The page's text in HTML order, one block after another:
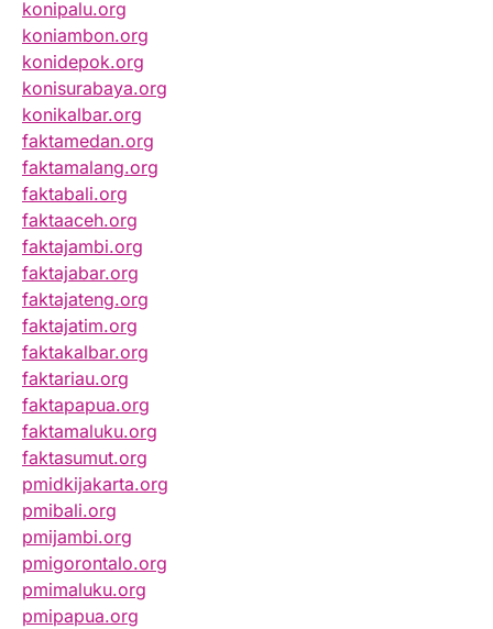
konipalu.org
koniambon.org
konidepok.org
konisurabaya.org
konikalbar.org
faktamedan.org
faktamalang.org
faktabali.org
faktaaceh.org
faktajambi.org
faktajabar.org
faktajateng.org
faktajatim.org
faktakalbar.org
faktariau.org
faktapapua.org
faktamaluku.org
faktasumut.org
pmidkijakarta.org
pmibali.org
pmijambi.org
pmigorontalo.org
pmimaluku.org
pmipapua.org